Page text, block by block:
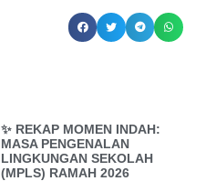
✨ REKAP MOMEN INDAH:
MASA PENGENALAN
LINGKUNGAN SEKOLAH
(MPLS) RAMAH 2026